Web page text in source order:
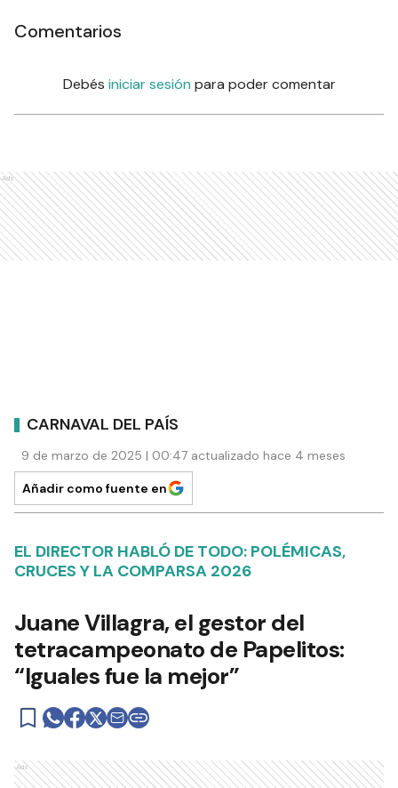
Comentarios
Debés iniciar sesión para poder comentar
Ads
CARNAVAL DEL PAÍS
9 de marzo de 2025 | 00:47 actualizado hace 4 meses
Añadir como fuente en
EL DIRECTOR HABLÓ DE TODO: POLÉMICAS,
CRUCES Y LA COMPARSA 2026
Juane Villagra, el gestor del
tetracampeonato de Papelitos:
“Iguales fue la mejor”
Ads